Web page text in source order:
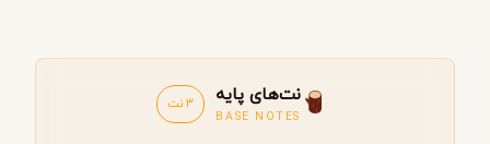
نت‌های پایه
BASE NOTES
3 نت